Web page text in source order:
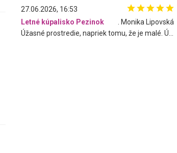
27.06.2026, 16:53
Letné kúpalisko Pezinok
. Monika Lipovská